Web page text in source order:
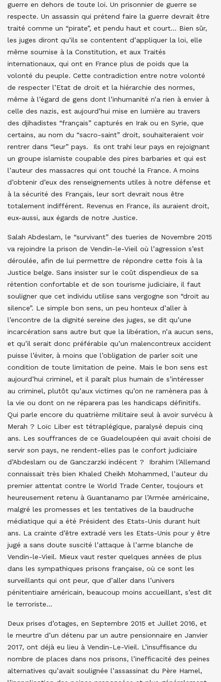
guerre en dehors de toute loi. Un prisonnier de guerre se
respecte. Un assassin qui prétend faire la guerre devrait être
traité comme un “pirate”, et pendu haut et court… Bien sûr,
les juges diront qu’ils se contentent d’appliquer la loi, elle
même soumise à la Constitution, et aux Traités
internationaux, qui ont en France plus de poids que la
volonté du peuple. Cette contradiction entre notre volonté
de respecter l’Etat de droit et la hiérarchie des normes,
même à l’égard de gens dont l’inhumanité n’a rien à envier à
celle des nazis, est aujourd’hui mise en lumière au travers
des djihadistes “français” capturés en Irak ou en Syrie, que
certains, au nom du “sacro-saint” droit, souhaiteraient voir
rentrer dans “leur” pays. Ils ont trahi leur pays en rejoignant
un groupe islamiste coupable des pires barbaries et qui est
l’auteur des massacres qui ont touché la France. A moins
d’obtenir d’eux des renseignements utiles à notre défense et
à la sécurité des Français, leur sort devrait nous être
totalement indifférent. Revenus en France, ils auraient droit,
eux-aussi, aux égards de notre Justice.
Salah Abdeslam, le “survivant” des tueries de Novembre 2015
va rejoindre la prison de Vendin-le-Vieil où l’agression s’est
déroulée, afin de lui permettre de répondre cette fois à la
Justice belge. Sans insister sur le coût dispendieux de sa
rétention confortable et de son tourisme judiciaire, il faut
souligner que cet individu utilise sans vergogne son “droit au
silence”. Le simple bon sens, un peu honteux d’aller à
l’encontre de la dignité sereine des juges, se dit qu’une
incarcération sans autre but que la libération, n’a aucun sens,
et qu’il serait donc préférable qu’un malencontreux accident
puisse l’éviter, à moins que l’obligation de parler soit une
condition de toute limitation de peine. Mais le bon sens est
aujourd’hui criminel, et il paraît plus humain de s’intéresser
au criminel, plutôt qu’aux victimes qu’on ne ramènera pas à
la vie ou dont on ne réparera pas les handicaps définitifs.
Qui parle encore du quatrième militaire seul à avoir survécu à
Merah ? Loïc Liber est tétraplégique, paralysé depuis cinq
ans. Les souffrances de ce Guadeloupéen qui avait choisi de
servir son pays, ne rendent-elles pas le confort judiciaire
d’Abdeslam ou de Ganczarzki indécent ? Ibrahim l’Allemand
connaissait très bien Khaled Cheikh Mohammed, l’auteur du
premier attentat contre le World Trade Center, toujours et
heureusement retenu à Guantanamo par l’Armée américaine,
malgré les promesses et les tentatives de la baudruche
médiatique qui a été Président des Etats-Unis durant huit
ans. La crainte d’être extradé vers les Etats-Unis pour y être
jugé a sans doute suscité l’attaque à l’arme blanche de
Vendin-le-Vieil. Mieux vaut rester quelques années de plus
dans les sympathiques prisons française, où ce sont les
surveillants qui ont peur, que d’aller dans l’univers
pénitentiaire américain, beaucoup moins accueillant, s’est dit
le terroriste…
Deux prises d’otages, en Septembre 2015 et Juillet 2016, et
le meurtre d’un détenu par un autre pensionnaire en Janvier
2017, ont déjà eu lieu à Vendin-Le-Vieil. L’insuffisance du
nombre de places dans nos prisons, l’inefficacité des peines
alternatives qu’avait soulignée l’assassinat du Père Hamel,